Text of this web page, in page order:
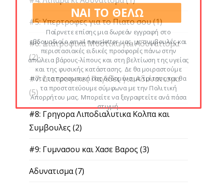
#5: Υπερτροφες για το Πιατο σου(1)
#6: Διατροφικα Μυστικα για Αδυνατισμα
(2)
#7: Διατροφικες Παγιδες για Αδυνατισμα
(5)
#8: Γρηγορα Λιποδιαλυτικα Κολπα και
Συμβουλες (2)
#9: Γυμνασου και Χασε Βαρος (3)
Αδυνατισμα(7)
ΝΑΙ ΤΟ ΘΕΛΩ
Παίρνετε επίσης μια δωρεάν εγγραφή στο
εβδομαδιαίο email newsletter μας, με συμβουλές και
περιστασιακές ειδικές προσφορές πάνω στην
απώλεια βάρους-λίπους και στη βελτίωση της υγείας
και της φυσικής κατάστασης. Δε θα μοιραστούμε
ποτέ τα προσωπικά σας δεδομένα με τρίτους και θα
τα προστατεύουμε σύμφωνα με την Πολιτική
Απορρήτου μας. Μπορείτε να ξεγραφτείτε ανά πάσα
στιγμή.